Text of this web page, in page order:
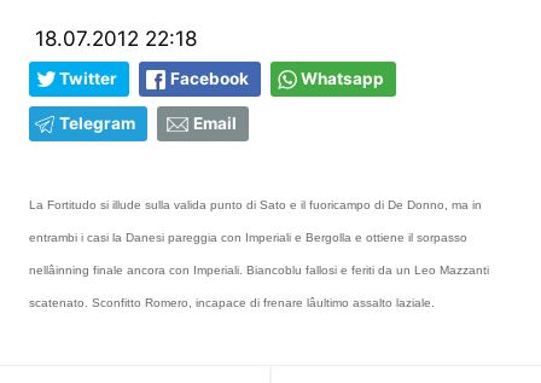
18.07.2012 22:18
Twitter Facebook Whatsapp
Telegram Email
La Fortitudo si illude sulla valida punto di Sato e il fuoricampo di De Donno, ma in
entrambi i casi la Danesi pareggia con Imperiali e Bergolla e ottiene il sorpasso
nellâinning finale ancora con Imperiali. Biancoblu fallosi e feriti da un Leo Mazzanti
scatenato. Sconfitto Romero, incapace di frenare lâultimo assalto laziale.